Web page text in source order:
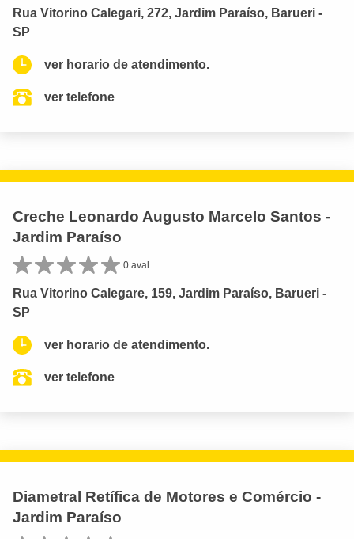
Rua Vitorino Calegari, 272, Jardim Paraíso, Barueri -
SP
ver horario de atendimento.
ver telefone
Creche Leonardo Augusto Marcelo Santos -
Jardim Paraíso
0 aval.
Rua Vitorino Calegare, 159, Jardim Paraíso, Barueri -
SP
ver horario de atendimento.
ver telefone
Diametral Retífica de Motores e Comércio -
Jardim Paraíso